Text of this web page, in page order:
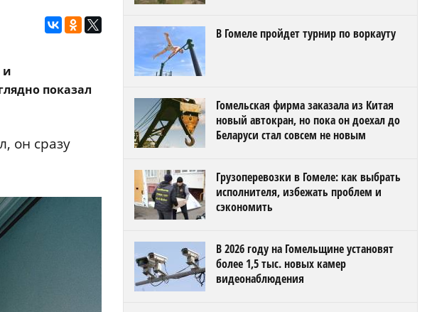
и
показал
он сразу
В Гомеле пройдет турнир по воркауту
Гомельская фирма заказала из Китая
новый автокран, но пока он доехал до
Беларуси стал совсем не новым
Грузоперевозки в Гомеле: как выбрать
исполнителя, избежать проблем и
сэкономить
В 2026 году на Гомельщине установят
более 1,5 тыс. новых камер
видеонаблюдения